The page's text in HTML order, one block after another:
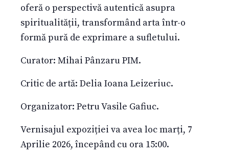
oferă o perspectivă autentică asupra
spiritualității, transformând arta într-o
formă pură de exprimare a sufletului.
Curator: Mihai Pânzaru PIM.
Critic de artă: Delia Ioana Leizeriuc.
Organizator: Petru Vasile Gafiuc.
Vernisajul expoziției va avea loc marți, 7
Aprilie 2026, începând cu ora 15:00.